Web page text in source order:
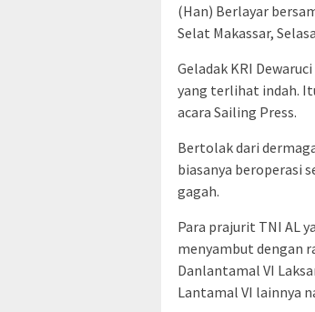
(Han) Berlayar
Selat Makassar,
Geladak KRI
yang terlihat indah.
acara Sailing Press.
Bertolak dari
biasanya beroperasi
gagah.
Para prajurit TNI AL
menyambut dengan
Danlantamal VI
Lantamal VI lainnya